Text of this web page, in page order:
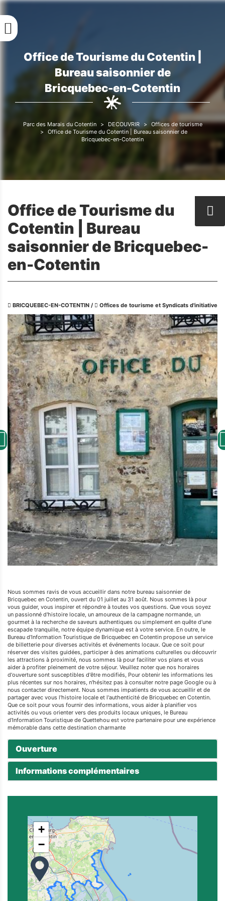
Aller
contenu
principal
Fil
d'Ariane
Office de Tourisme du Cotentin |
Bureau saisonnier de
Bricquebec-en-Cotentin
d'Ariane
Parc des Marais du Cotentin DECOUVRIR
Offices de tourisme
Office de Tourisme du Cotentin | Bureau saisonnier de
Bricquebec-en-Cotentin
Office de Tourisme du
Cotentin | Bureau
saisonnier de Bricquebec-
en-Cotentin
BRICQUEBEC-EN-COTENTIN / Offices de tourisme et Syndicats d'initiative
Nous sommes ravis de vous accueillir dans notre bureau saisonnier de
Bricquebec en Cotentin, ouvert du 01 juillet au 31 août. Nous sommes là pour
vous guider, vous inspirer et répondre à toutes vos questions. Que vous soyez
un passionné d'histoire locale, un amoureux de la campagne normande, un
gourmet à la recherche de saveurs authentiques ou simplement en quête d'une
escapade tranquille, notre équipe dynamique est à votre service. En outre, le
Bureau d'Information Touristique de Bricquebec en Cotentin propose un service
de billetterie pour diverses activités et événements locaux. Que ce soit pour
réserver des visites guidées, participer à des animations culturelles ou découvrir
les attractions à proximité, nous sommes là pour faciliter vos plans et vous
aider à profiter pleinement de votre séjour. Veuillez noter que nos horaires
d'ouverture sont susceptibles d'être modifiés, Pour obtenir les informations les
plus récentes sur nos horaires, n'hésitez pas à consulter notre page Google ou à
nous contacter directement. Nous sommes impatients de vous accueillir et de
partager avec vous l'histoire locale et l'authenticité de Bricquebec en Cotentin.
Que ce soit pour vous fournir des informations, vous aider à planifier vos
activités ou vous orienter vers des produits locaux uniques, le Bureau
d'Information Touristique de Quettehou est votre partenaire pour une expérience
mémorable dans cette destination charmante
Ouverture
Informations complémentaires
+
−